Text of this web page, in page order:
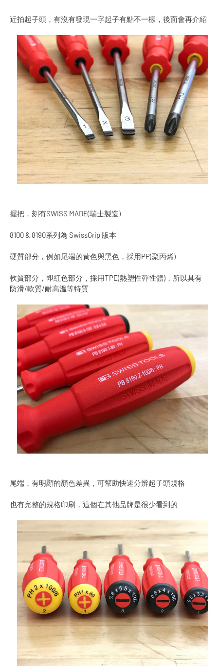
近拍起子頭，有沒有發現一字起子有點不一樣，後面會再介紹
握把，刻有SWISS MADE(瑞士製造)
8100 & 8190系列為 SwissGrip 版本
硬質部分，例如尾端的黃色與黑色，採用PP(聚丙烯)
軟質部分，即紅色部分，採用TPE(熱塑性彈性體)，所以具有
防滑/軟質/耐高溫等特質
尾端，有明顯的顏色差異，可幫助快速分辨起子頭規格
也有完整的規格印刷，這個在其他品牌是很少看到的